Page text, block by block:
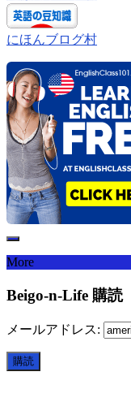
にほんブログ村
More
Beigo-n-Life 購読
メールアドレス: